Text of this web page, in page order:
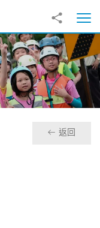
分享到
打
返回